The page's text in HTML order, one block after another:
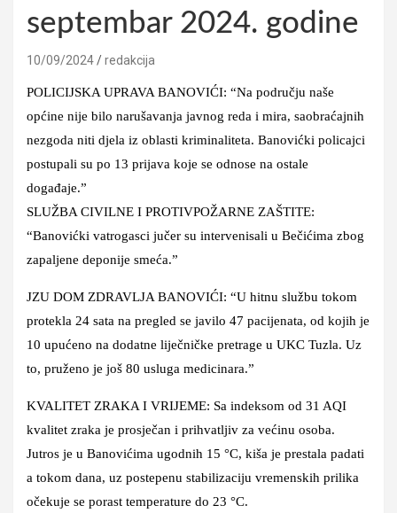
septembar 2024. godine
10/09/2024 redakcija
POLICIJSKA UPRAVA BANOVIĆI: “Na području naše
općine nije bilo narušavanja javnog reda i mira, saobraćajnih
nezgoda niti djela iz oblasti kriminaliteta. Banovićki policajci
postupali su po 13 prijava koje se odnose na ostale
događaje.”
SLUŽBA CIVILNE I PROTIVPOŽARNE ZAŠTITE:
“Banovićki vatrogasci jučer su intervenisali u Bečićima zbog
zapaljene deponije smeća.”
JZU DOM ZDRAVLJA BANOVIĆI: “U hitnu službu tokom
protekla 24 sata na pregled se javilo 47 pacijenata, od kojih je
10 upućeno na dodatne liječničke pretrage u UKC Tuzla. Uz
to, pruženo je još 80 usluga medicinara.”
KVALITET ZRAKA I VRIJEME: Sa indeksom od 31 AQI
kvalitet zraka je prosječan i prihvatljiv za većinu osoba.
Jutros je u Banovićima ugodnih 15 °C, kiša je prestala padati
a tokom dana, uz postepenu stabilizaciju vremenskih prilika
očekuje se porast temperature do 23 °C.